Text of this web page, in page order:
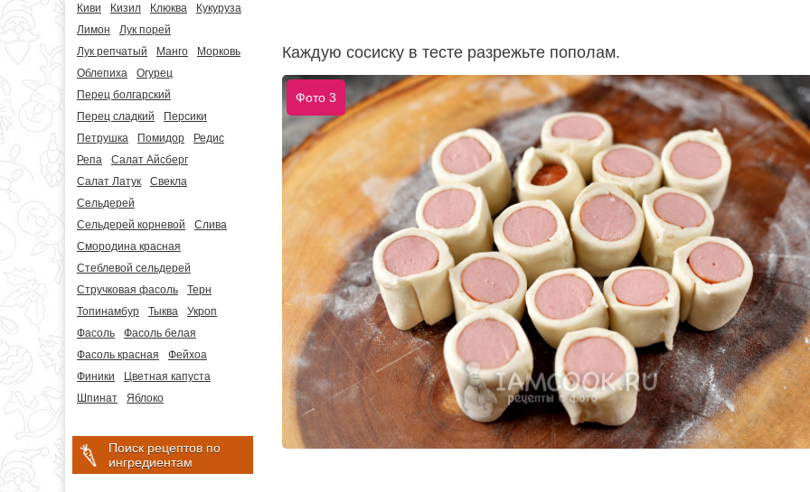
Киви
Кизил Клюква
Кукуруза
Лимон
Лук порей
Лук репчатый
Манго
Морковь
Облепиха
Огурец
Перец болгарский
Перец сладкий
Персики
Петрушка
Помидор
Редис
Репа
Салат Айсберг
Салат Латук
Свекла
Сельдерей
Сельдерей корневой
Слива
Смородина красная
Стеблевой сельдерей
Стручковая фасоль
Терн
Топинамбур
Тыква
Укроп
Фасоль
Фасоль белая
Фасоль красная
Фейхоа
Финики
Цветная капуста
Шпинат
Яблоко
Поиск рецептов по
ингредиентам
Каждую сосиску в тесте разрежьте пополам.
Фото 3